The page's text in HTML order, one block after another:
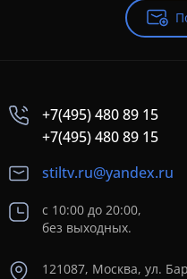
+7(495) 480 89 15
+7(495) 480 89 15
stiltv.ru@yandex.ru
с 10:00 до 20:00,
без выходных.
121087, Москва, ул.